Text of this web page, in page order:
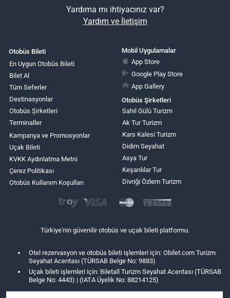
Yardıma mı ihtiyacınız var?
Yardım ve İletişim
Otobüs Bileti
En Uygun Otobüs Bileti
Bilet Al
Tüm Seferler
Destinasyonlar
Otobüs Şirketleri
Terminaller
Kampanya ve Promosyonlar
Uçak Bileti
KVKK Aydınlatma Metni
Çerez Politikası
Otobüs Kullanım Koşulları
Mobil Uygulamalar
App Store
Google Play Store
App Gallery
Otobüs Şirketleri
Sahil Gülü Turizm
Ak Tur Turizm
Kars Kalesi Turizm
Didim Seyahat
Asya Tur
Keşanlılar Tur
Divriği Özlem Turizm
Türkiye'nin güvenilir otobüs ve uçak bileti platformu.
Otel rezervasyon ve otobüs bileti işlemleri için: Obilet.com Turizm
Seyahat Acentası (TÜRSAB Belge No: 9883)
Uçak bileti işlemleri için: Biletall Turizm Seyahat Acentası (TÜRSAB
Belge No: 4443) | (IATA Üyelik No: 88214125)